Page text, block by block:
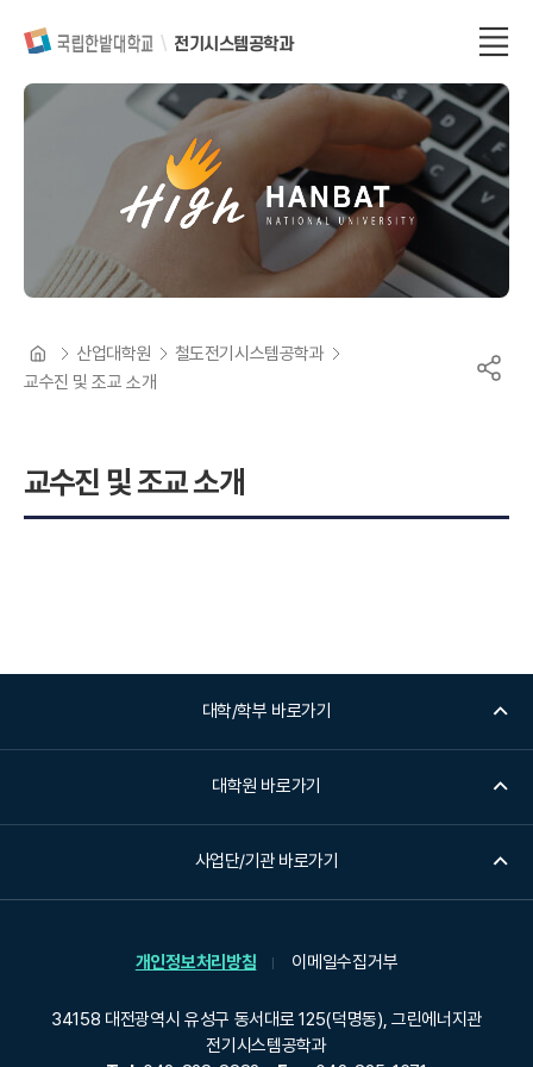
전기시스템공학과
교수진 및 조교 소개
산업대학원
철도전기시스템공학과
교수진 및 조교 소개
대학/학부 바로가기
대학원 바로가기
사업단/기관 바로가기
개인정보처리방침 이메일수집거부
34158 대전광역시 유성구 동서대로 125(덕명동), 그린에너지관
전기시스템공학과